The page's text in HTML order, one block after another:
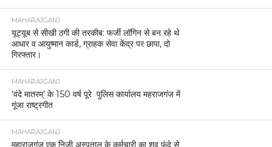
MAHARAJGANJ
यूट्यूब से सीखी ठगी की तरकीब: फर्जी लॉगिन से बन रहे थे
आधार व आयुष्मान कार्ड, ग्राहक सेवा केंद्र पर छापा, दो
गिरफ्तार।
MAHARAJGANJ
‘वंदे मातरम्’ के 150 वर्ष पूरे पुलिस कार्यालय महराजगंज में
गूंजा राष्ट्रगीत
MAHARAJGANJ